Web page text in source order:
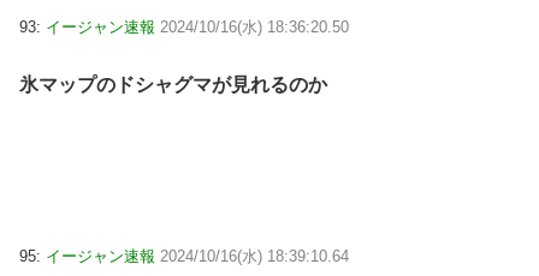
93: イージャン速報 2024/10/16(水) 18:36:20.50
氷マップのドシャグマが見れるのか
95: イージャン速報 2024/10/16(水) 18:39:10.64